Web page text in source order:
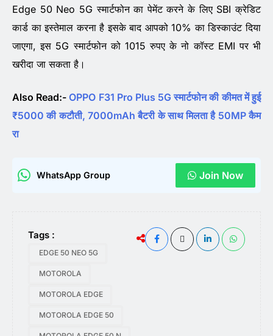
Edge 50 Neo 5G स्मार्टफोन का पेमेंट करने के लिए SBI क्रेडिट
कार्ड का इस्तेमाल करना है इसके बाद आपको 10% का डिस्काउंट दिया
जाएगा, इस 5G स्मार्टफोन को 1015 रुपए के नो कॉस्ट EMI पर भी
खरीदा जा सकता है।
Also Read:-OPPO F31 Pro Plus 5G स्मार्टफोन की कीमत में हुई
₹5000 की कटौती, 7000mAh बैटरी के साथ मिलता है 50MP कैम
रा
WhatsApp Group Join Now
Tags :
EDGE 50 NEO 5G
MOTOROLA
MOTOROLA EDGE
MOTOROLA EDGE 50